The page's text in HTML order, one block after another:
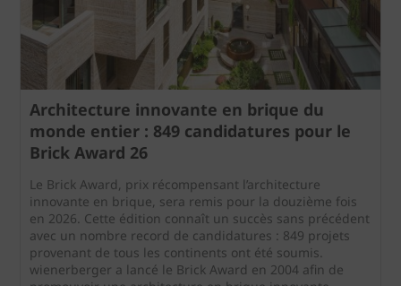
Architecture innovante en brique du
monde entier : 849 candidatures pour le
Brick Award 26
Le Brick Award, prix récompensant l’architecture
innovante en brique, sera remis pour la douzième fois
en 2026. Cette édition connaît un succès sans précédent
avec un nombre record de candidatures : 849 projets
provenant de tous les continents ont été soumis.
wienerberger a lancé le Brick Award en 2004 afin de